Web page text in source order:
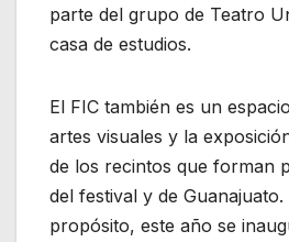
parte del grupo de Teatro
casa de estudios.
El FIC también es un
artes visuales y la
de los recintos que forman
del festival y de Guanajuato.
propósito, este año se